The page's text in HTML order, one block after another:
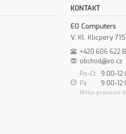
KONTAKT
EO Computers
V. Kl. Klicpery
+420 606 622
obchod@eo.cz
Po–Čt
Pá
Mimo provozní